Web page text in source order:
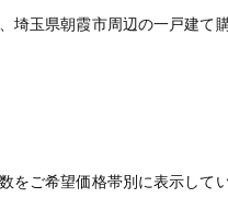
埼玉県朝霞市周辺の一戸建て
ご希望価格帯別に表示してい